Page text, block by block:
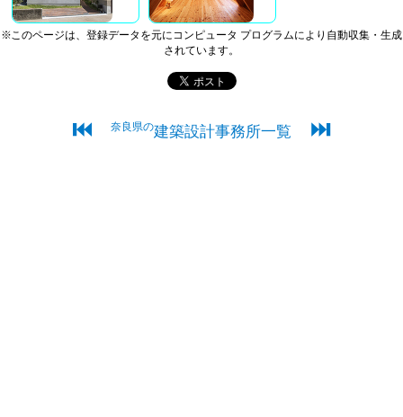
※このページは、登録データを元にコンピュータ プログラムにより自動収集・生成
されています。
⏮ 奈良県の建築設計事務所一覧 ⏭